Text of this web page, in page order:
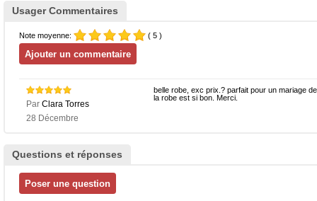
Usager Commentaires
Note moyenne: ( 5 )
Par Clara Torres
28 Décembre
belle robe, exc prix.? parfait pour un mariage
la robe est si bon. Merci.
Questions et réponses